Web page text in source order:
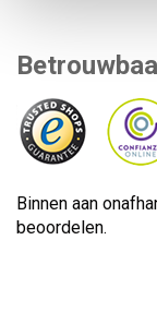
Binnen aan
beoordelen.